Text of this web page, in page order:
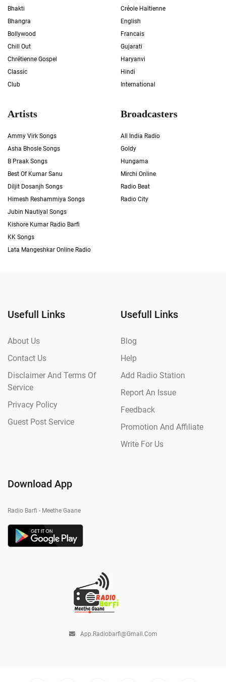
Bhakti
Bhangra
Bollywood
Chill Out
Chrétienne Gospel
Classic
Club
Créole Haïtienne
English
Francais
Gujarati
Haryanvi
Hindi
International
Artists
Ammy Virk Songs
Asha Bhosle Songs
B Praak Songs
Best Of Kumar Sanu
Diljit Dosanjh Songs
Himesh Reshammiya Songs
Jubin Nautiyal Songs
Kishore Kumar Radio Barfi
KK Songs
Lata Mangeshkar Online Radio
Broadcasters
All India Radio
Goldy
Hungama
Mirchi Online
Radio Beat
Radio City
Usefull Links
About Us
Contact Us
Disclaimer And Terms Of
Service
Privacy Policy
Guest Post Service
Usefull Links
Blog
Help
Add Radio Station
Report An Issue
Feedback
Promotion And Affiliate
Write For Us
Download App
Radio Barfi - Meethe Gaane
App.radiobarfi@gmail.com